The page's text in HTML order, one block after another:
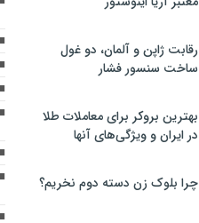
رقابت ژاپن و آلمان، دو غول
ساخت سنسور فشار
بهترین بروکر برای معاملات طلا
در ایران و ویژگی‌های آنها
چرا بلوک زن دسته دوم نخریم؟